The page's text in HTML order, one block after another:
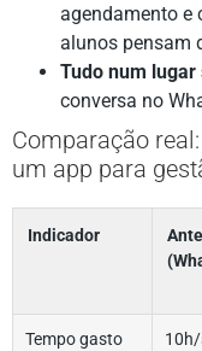
agendamento e
alunos pensam
Tudo num lugar
conversa no
Comparação
um app para
Indicador
Tempo gasto